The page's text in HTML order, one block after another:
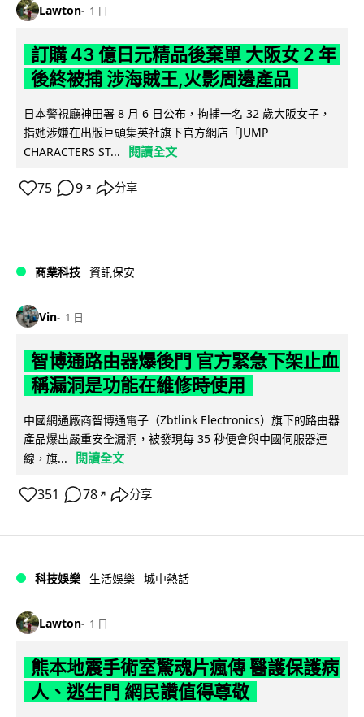
Lawton 1 日
訂購 43 億日元精品後棄單 大阪女 2 年
後終被捕 涉海賊王,火影周邊產品
日本警視廳神田署 8 月 6 日公布，拘捕一名 32 歲大阪女子，
指她涉嫌在出版巨頭集英社旗下官方網店「JUMP
CHARACTERS ST...
閱讀全文
75 9 ↗ 分享
商業科技 資訊保安
Vin 1 日
智博通路由器爆後門 官方緊急下架止血
稱漏洞是功能在維修時使用
中國網通廠商智博通電子（Zbtlink Electronics）旗下的路由器
產品爆出嚴重安全漏洞，被發現每 35 秒便會與中國伺服器連
線，旗...
閱讀全文
351 78 ↗ 分享
科技娛樂 生活娛樂 城中熱話
Lawton 1 日
熊本地震手術室驚魂片瘋傳 醫護保護病
人、逃生門 網民讚值得尊敬